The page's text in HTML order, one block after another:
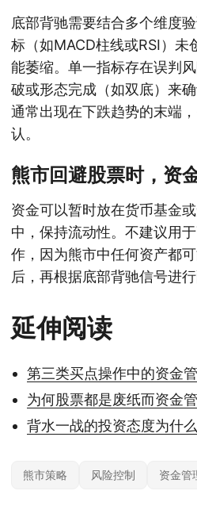
底部背驰需要结合多个维度
标（如MACD柱线或RSI）未
能萎缩。单一指标存在误判
破或形态完成（如双底）来
通常出现在下跌趋势的末端
认。
熊市回避股票时，资
资金可以暂时放在货币基金
中，保持流动性。不建议用
作，因为熊市中任何资产都
后，再根据底部背驰信号进行
延伸阅读
第三类买点操作中的资金
为何股票都是废纸而资金
背水一战的投资态度为什
熊市策略 风险控制 资金管